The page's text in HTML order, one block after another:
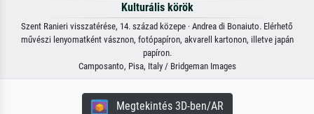
Kulturális körök
Szent Ranieri visszatérése, 14. század közepe · Andrea di Bonaiuto. Elérhető
művészi lenyomatként vásznon, fotópapíron, akvarell kartonon, illetve japán
papíron.
Camposanto, Pisa, Italy / Bridgeman Images
Megtekintés 3D-ben/AR